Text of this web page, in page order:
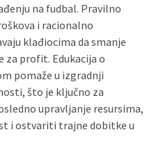
na fudbal. Pravilno
i racionalno
klađiocima da smanje
za profit. Edukacija o
pomaže u izgradnji
što je ključno za
upravljanje resursima,
i ostvariti trajne dobitke u